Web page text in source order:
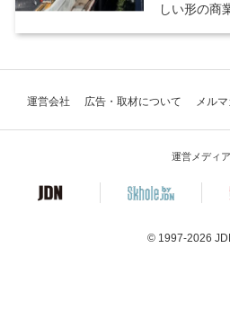
しい形の商
運営会社 広告・取材について メル
運営メディア
© 1997-2026